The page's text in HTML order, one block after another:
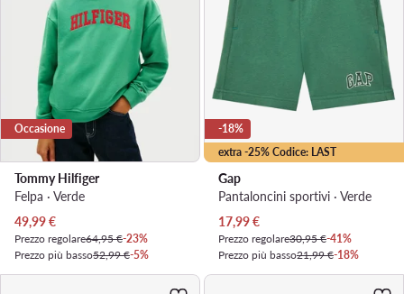
Occasione
Tommy Hilfiger
Felpa · Verde
Prezzo attuale
49,99€
Prezzo regolare64,95 €-23%
Prezzo più basso52,99 €-5%
extra -25% Codice: LAST
-18%
Gap
Pantaloncini sportivi · Verde
Prezzo attuale
17,99€
Prezzo regolare30,95 €-41%
Prezzo più basso21,99 €-18%